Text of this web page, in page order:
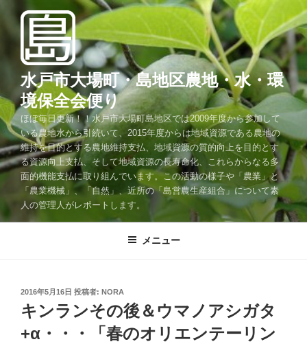
ス
キ
ッ
プ
水戸市大場町・島地区農地・水・環
境保全会便り
ほぼ毎日更新！！水戸市大場町島地区では2009年度から参加して
いる農地水から引続いて、2015年度からは地域資源である農地の
維持を目的とする農地維持支払、地域資源の質的向上を目的とす
る資源向上支払、そして地域資源の長寿命化、これらからなる多
面的機能支払に取り組んでいます。この活動の様子や「農業」と
「農業機械」、「自然」、近所の「島営農生産組合」について素
人の管理人がレポートします。
メニュー
投
稿
日:
2016年5月16日 投稿者: NORA
キンランその後＆ウマノアシガタ
+α・・・「春のオリエンテーリン